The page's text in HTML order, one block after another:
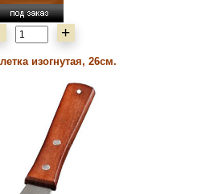
+
изогнутая, 26см.